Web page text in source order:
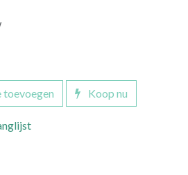
toevoegen Koop nu